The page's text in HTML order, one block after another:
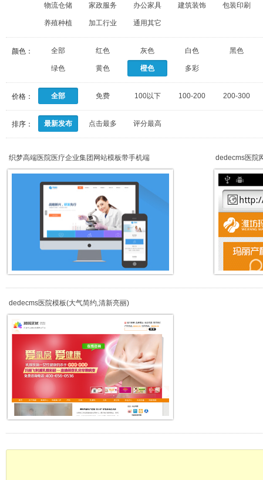
物流仓储 家政服务 办公家具 建筑装饰 包装印刷
养殖种植 加工行业 通用其它
颜色： 全部 红色 灰色 白色 黑色
绿色 黄色 橙色 多彩
价格： 全部 免费 100以下 100-200 200-300
排序： 最新发布 点击最多 评分最高
织梦高端医院医疗企业集团网站模板带手机端 dedecms医院
dedecms医院模板(大气简约,清新亮丽)